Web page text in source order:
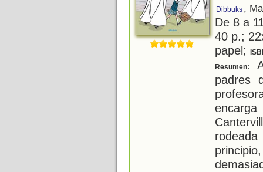
Dibbuks ,
De 8 a
40 p.;
papel;
Resumen:
padres